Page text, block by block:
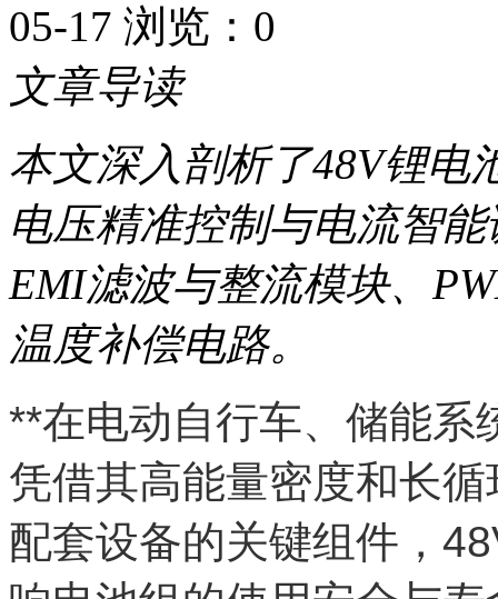
05-17 浏览： 0
文章导读
本文深入剖析了48V锂电
电压精准控制与电流智
EMI滤波与整流模块、
温度补偿电路。
**在电动自行车、储能系
凭借其高能量密度和长
配套设备的关键组件，